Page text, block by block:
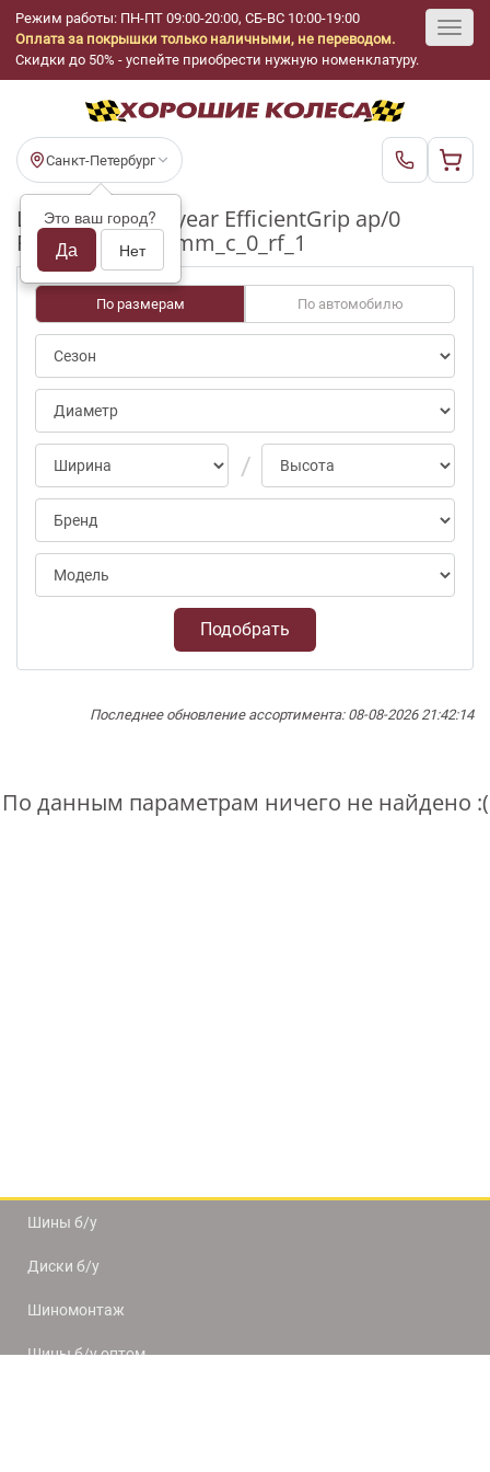
Режим работы: ПН-ПТ 09:00-20:00, СБ-ВС 10:00-19:00
Оплата за покрышки только наличными, не переводом.
Скидки до 50% - успейте приобрести нужную номенклатуру.
Санкт-Петербург
Это ваш город?
Да Нет
Шины бу Goodyear EfficientGrip ap/0
R19_235_45_5-6mm_c_0_rf_1
По размерам По автомобилю
Подобрать
Последнее обновление ассортимента: 08-08-2026 21:42:14
По данным параметрам ничего не найдено :(
Шины б/у
Диски б/у
Шиномонтаж
Шины б/у оптом